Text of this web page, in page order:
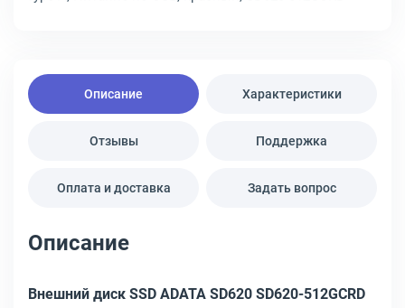
Описание Характеристики
Отзывы Поддержка
Оплата и доставка Задать вопрос
Описание
Внешний диск SSD ADATA SD620 SD620-512GCRD